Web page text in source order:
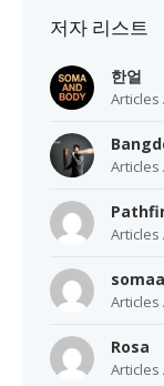
저자 리스트
한얼
Articles
Articles
Articles
Articles
Rosa
Articles